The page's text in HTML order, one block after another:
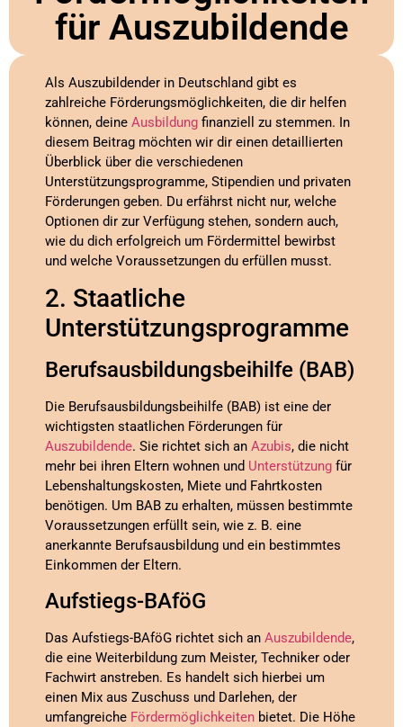
für Auszubildende
Als Auszubildender in Deutschland gibt es
zahlreiche Förderungsmöglichkeiten, die dir helfen
können, deine Ausbildung finanziell zu stemmen. In
diesem Beitrag möchten wir dir einen detaillierten
Überblick über die verschiedenen
Unterstützungsprogramme, Stipendien und privaten
Förderungen geben. Du erfährst nicht nur, welche
Optionen dir zur Verfügung stehen, sondern auch,
wie du dich erfolgreich um Fördermittel bewirbst
und welche Voraussetzungen du erfüllen musst.
2. Staatliche
Unterstützungsprogramme
Berufsausbildungsbeihilfe (BAB)
Die Berufsausbildungsbeihilfe (BAB) ist eine der
wichtigsten staatlichen Förderungen für
Auszubildende. Sie richtet sich an Azubis, die nicht
mehr bei ihren Eltern wohnen und Unterstützung für
Lebenshaltungskosten, Miete und Fahrtkosten
benötigen. Um BAB zu erhalten, müssen bestimmte
Voraussetzungen erfüllt sein, wie z. B. eine
anerkannte Berufsausbildung und ein bestimmtes
Einkommen der Eltern.
Aufstiegs-BAföG
Das Aufstiegs-BAföG richtet sich an Auszubildende,
die eine Weiterbildung zum Meister, Techniker oder
Fachwirt anstreben. Es handelt sich hierbei um
einen Mix aus Zuschuss und Darlehen, der
umfangreiche Fördermöglichkeiten bietet. Die Höhe